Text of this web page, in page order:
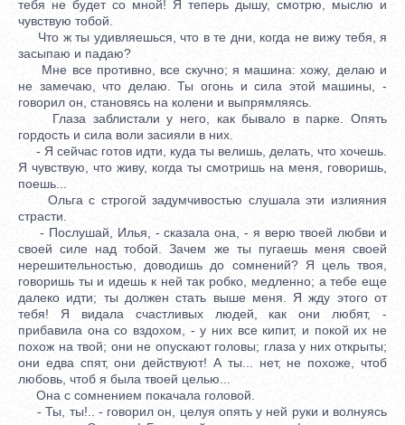
тебя не будет со мной! Я теперь дышу, смотрю, мыслю и
чувствую тобой.
Что ж ты удивляешься, что в те дни, когда не вижу тебя, я
засыпаю и падаю?
Мне все противно, все скучно; я машина: хожу, делаю и
не замечаю, что делаю. Ты огонь и сила этой машины, -
говорил он, становясь на колени и выпрямляясь.
Глаза заблистали у него, как бывало в парке. Опять
гордость и сила воли засияли в них.
- Я сейчас готов идти, куда ты велишь, делать, что хочешь.
Я чувствую, что живу, когда ты смотришь на меня, говоришь,
поешь...
Ольга с строгой задумчивостью слушала эти излияния
страсти.
- Послушай, Илья, - сказала она, - я верю твоей любви и
своей силе над тобой. Зачем же ты пугаешь меня своей
нерешительностью, доводишь до сомнений? Я цель твоя,
говоришь ты и идешь к ней так робко, медленно; а тебе еще
далеко идти; ты должен стать выше меня. Я жду этого от
тебя! Я видала счастливых людей, как они любят, -
прибавила она со вздохом, - у них все кипит, и покой их не
похож на твой; они не опускают головы; глаза у них открыты;
они едва спят, они действуют! А ты... нет, не похоже, чтоб
любовь, чтоб я была твоей целью...
Она с сомнением покачала головой.
- Ты, ты!.. - говорил он, целуя опять у ней руки и волнуясь